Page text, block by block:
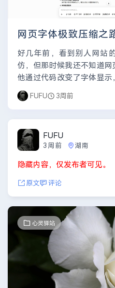
网页字体极致压缩之
好几年前，看到别人网站
仿，但那时候我还不知道
他通过代码改变了字体显
FUFU 3周前
FUFU
3周前 湖南
隐藏内容，仅发布者可见。
原文 评论
心灵驿站